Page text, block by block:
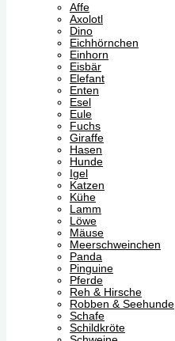
Affe
Axolotl
Dino
Eichhörnchen
Einhorn
Eisbär
Elefant
Enten
Esel
Eule
Fuchs
Giraffe
Hasen
Hunde
Igel
Katzen
Kühe
Lamm
Löwe
Mäuse
Meerschweinchen
Panda
Pinguine
Pferde
Reh & Hirsche
Robben & Seehunde
Schafe
Schildkröte